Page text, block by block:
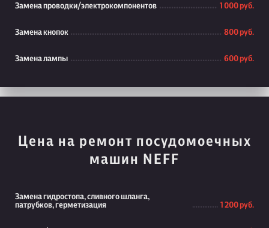
Замена проводки/электрокомпонентов 1 000 руб.
Замена кнопок 800 руб.
Замена лампы 600 руб.
Цена на ремонт посудомоечных
машин NEFF
Замена гидростопа, сливного шланга,
патрубков, герметизация
1 200 руб.